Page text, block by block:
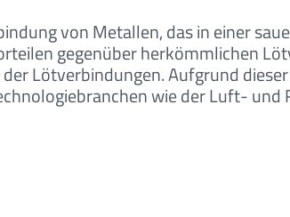
von Metallen, das in einer
gegenüber herkömmlichen
Lötverbindungen. Aufgrund dieser
wie der Luft- und